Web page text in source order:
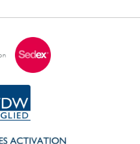
@
@